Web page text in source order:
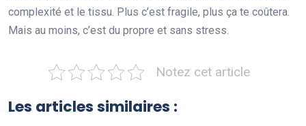
complexité et le tissu. Plus c’est fragile, plus ça te coûtera.
Mais au moins, c’est du propre et sans stress.
Notez cet article
Les articles similaires :